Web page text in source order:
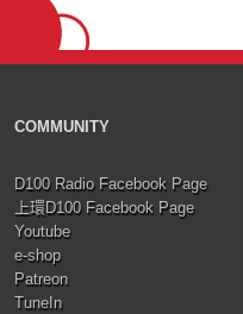
COMMUNITY
D100 Radio Facebook Page
上環D100 Facebook Page
Youtube
e-shop
Patreon
TuneIn